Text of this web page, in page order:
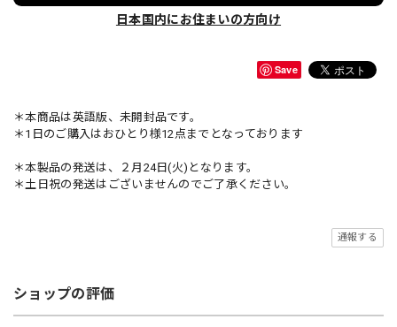
日本国内にお住まいの方向け
Save
＊本商品は英語版、未開封品です。
＊1日のご購入はおひとり様12点までとなっております
＊本製品の発送は、２月24日(火)となります。
＊土日祝の発送はございませんのでご了承ください。
通報する
ショップの評価